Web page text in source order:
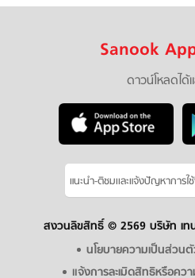
Sanook
ดาวน์โหลดได้
แนะนำ-ติชมเเละแจ้งปัญหาการใ
สงวนลิขสิทธิ์ © 2569 บริษัท เท
นโยบายความเป็นส่วน
แจ้งการละเมิดสิทธิหรือคว